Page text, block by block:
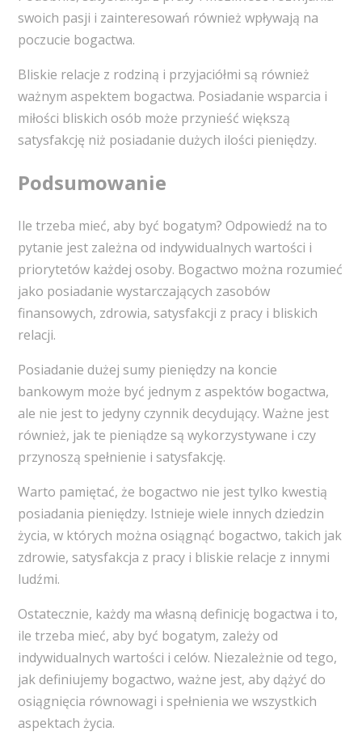
swoich pasji i zainteresowań również wpływają na
poczucie bogactwa.
Bliskie relacje z rodziną i przyjaciółmi są również
ważnym aspektem bogactwa. Posiadanie wsparcia i
miłości bliskich osób może przynieść większą
satysfakcję niż posiadanie dużych ilości pieniędzy.
Podsumowanie
Ile trzeba mieć, aby być bogatym? Odpowiedź na to
pytanie jest zależna od indywidualnych wartości i
priorytetów każdej osoby. Bogactwo można rozumieć
jako posiadanie wystarczających zasobów
finansowych, zdrowia, satysfakcji z pracy i bliskich
relacji.
Posiadanie dużej sumy pieniędzy na koncie
bankowym może być jednym z aspektów bogactwa,
ale nie jest to jedyny czynnik decydujący. Ważne jest
również, jak te pieniądze są wykorzystywane i czy
przynoszą spełnienie i satysfakcję.
Warto pamiętać, że bogactwo nie jest tylko kwestią
posiadania pieniędzy. Istnieje wiele innych dziedzin
życia, w których można osiągnąć bogactwo, takich jak
zdrowie, satysfakcja z pracy i bliskie relacje z innymi
ludźmi.
Ostatecznie, każdy ma własną definicję bogactwa i to,
ile trzeba mieć, aby być bogatym, zależy od
indywidualnych wartości i celów. Niezależnie od tego,
jak definiujemy bogactwo, ważne jest, aby dążyć do
osiągnięcia równowagi i spełnienia we wszystkich
aspektach życia.